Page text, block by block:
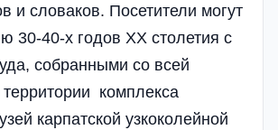
и словаков. Посетители могут
30-40-х годов ХХ столетия с
собранными со всей
комплекса
карпатской узкоколейной